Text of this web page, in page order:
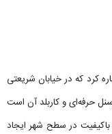
کرد که در خیابان شریعتی
حرفه‌ای و کاربلد آن است
باکیفیت در سطح شهر ایجاد